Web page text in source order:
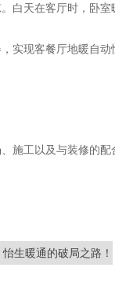
天在客厅时，卧室
现客餐厅地暖自
工以及与装修的配
生暖通的破局之路！